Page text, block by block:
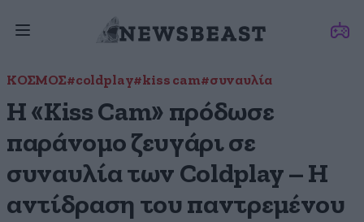
ΚΟΣΜΟΣ#coldplay#kiss cam#συναυλία
Η «Kiss Cam» πρόδωσε
παράνομο ζευγάρι σε
συναυλία των Coldplay – Η
αντίδραση του παντρεμένου